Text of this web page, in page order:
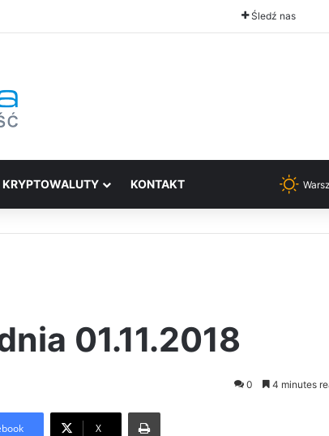
Śledź nas
KRYPTOWALUTY KONTAKT
01.11.2018
0 4 minutes
X
Print